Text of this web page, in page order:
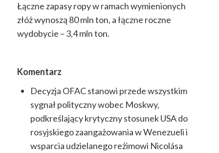
Łączne zapasy ropy w ramach wymienionych
złóż wynoszą 80 mln ton, a łączne roczne
wydobycie – 3,4 mln ton.
Komentarz
Decyzja OFAC stanowi przede wszystkim
sygnał polityczny wobec Moskwy,
podkreślający krytyczny stosunek USA do
rosyjskiego zaangażowania w Wenezueli i
wsparcia udzielanego reżimowi Nicolása